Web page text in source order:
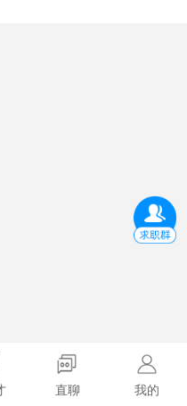
直聊 我的